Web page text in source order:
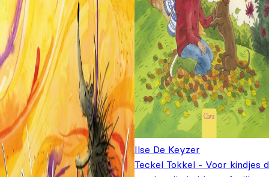
Ilse De Keyzer
Teckel Tokkel - Voor kindjes